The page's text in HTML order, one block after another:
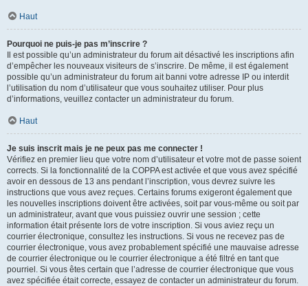
Haut
Pourquoi ne puis-je pas m’inscrire ?
Il est possible qu’un administrateur du forum ait désactivé les inscriptions afin
d’empêcher les nouveaux visiteurs de s’inscrire. De même, il est également
possible qu’un administrateur du forum ait banni votre adresse IP ou interdit
l’utilisation du nom d’utilisateur que vous souhaitez utiliser. Pour plus
d’informations, veuillez contacter un administrateur du forum.
Haut
Je suis inscrit mais je ne peux pas me connecter !
Vérifiez en premier lieu que votre nom d’utilisateur et votre mot de passe soient
corrects. Si la fonctionnalité de la COPPA est activée et que vous avez spécifié
avoir en dessous de 13 ans pendant l’inscription, vous devrez suivre les
instructions que vous avez reçues. Certains forums exigeront également que
les nouvelles inscriptions doivent être activées, soit par vous-même ou soit par
un administrateur, avant que vous puissiez ouvrir une session ; cette
information était présente lors de votre inscription. Si vous aviez reçu un
courrier électronique, consultez les instructions. Si vous ne recevez pas de
courrier électronique, vous avez probablement spécifié une mauvaise adresse
de courrier électronique ou le courrier électronique a été filtré en tant que
pourriel. Si vous êtes certain que l’adresse de courrier électronique que vous
avez spécifiée était correcte, essayez de contacter un administrateur du forum.